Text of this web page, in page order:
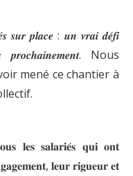
𝒔𝒖𝒓 𝒑𝒍𝒂𝒄𝒆 : 𝒖𝒏 𝒗𝒓𝒂𝒊 𝒅𝒆́𝒇𝒊
𝒑𝒓𝒐𝒄𝒉𝒂𝒊𝒏𝒆𝒎𝒆𝒏𝒕. Nous
mené ce chantier à
𝐬𝐚𝐥𝐚𝐫𝐢𝐞́𝐬 𝐪𝐮𝐢 𝐨𝐧𝐭
𝐥𝐞𝐮𝐫 𝐫𝐢𝐠𝐮𝐞𝐮𝐫 𝐞𝐭